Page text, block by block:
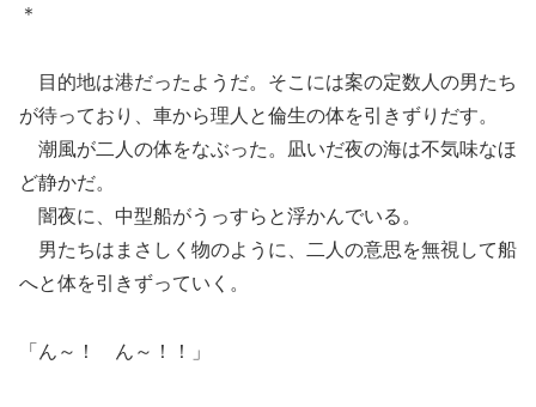
＊
目的地は港だったようだ。そこには案の定数人の男たち
が待っており、車から理人と倫生の体を引きずりだす。
潮風が二人の体をなぶった。凪いだ夜の海は不気味なほ
ど静かだ。
闇夜に、中型船がうっすらと浮かんでいる。
男たちはまさしく物のように、二人の意思を無視して船
へと体を引きずっていく。
「ん～！ ん～！！」